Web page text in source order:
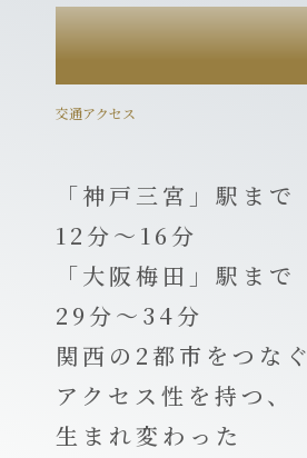
ACCESS
交通アクセス
「神戸三宮」駅まで
12分～16分
「大阪梅田」駅まで
29分～34分
関西の2都市をつなぐ
アクセス性を持つ、
生まれ変わった